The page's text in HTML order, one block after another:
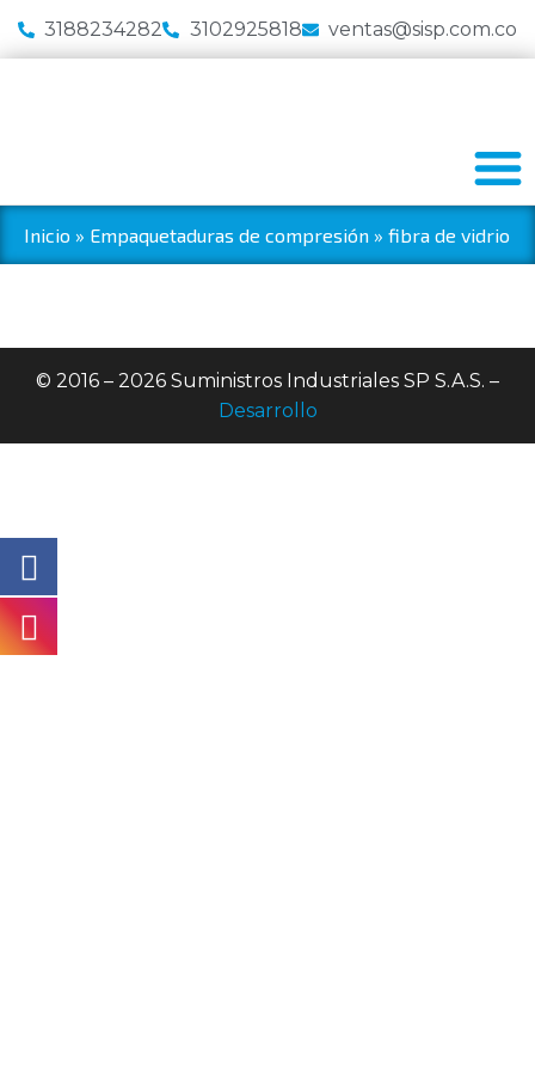
3188234282 3102925818 ventas@sisp.com.co
Inicio » Empaquetaduras de compresión » fibra de vidrio
© 2016 – 2026 Suministros Industriales SP S.A.S. –
Desarrollo